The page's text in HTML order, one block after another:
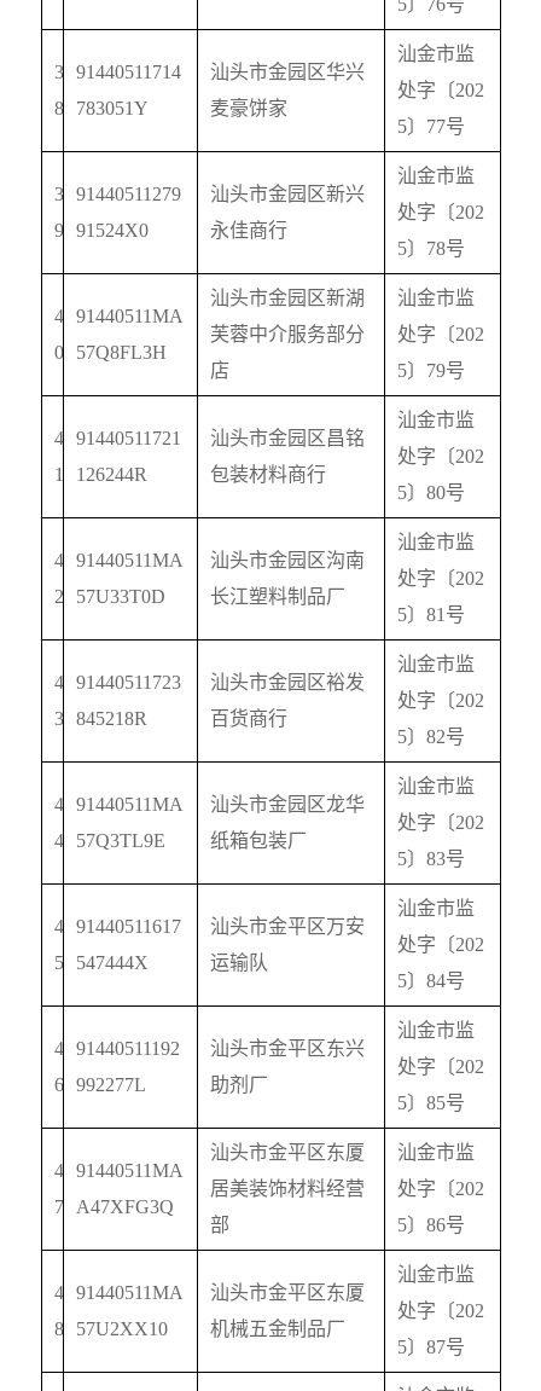
5〕 76号
3
8
91440511714
783051Y
汕头市金园区华兴
麦豪饼家
汕金市监
处字〔202
5〕 77号
3
9
91440511279
91524X0
汕头市金园区新兴
永佳商行
汕金市监
处字〔202
5〕 78号
4
0
91440511MA
57Q8FL3H
汕头市金园区新湖
芙蓉中介服务部分
店
汕金市监
处字〔202
5〕 79号
4
1
91440511721
126244R
汕头市金园区昌铭
包装材料商行
汕金市监
处字〔202
5〕 80号
4
2
91440511MA
57U33T0D
汕头市金园区沟南
长江塑料制品厂
汕金市监
处字〔202
5〕 81 号
4
3
91440511723
845218R
汕头市金园区裕发
百货商行
汕金市监
处字〔202
5〕 82号
4
4
91440511MA
57Q3TL9E
汕头市金园区龙华
纸箱包装厂
汕金市监
处字〔202
5〕 83号
4
5
91440511617
547444X
汕头市金平区万安
运输队
汕金市监
处字〔202
5〕 84号
4
6
91440511192
992277L
汕头市金平区东兴
助剂厂
汕金市监
处字〔202
5〕 85号
4
7
91440511MA
A47XFG3Q
汕头市金平区东厦
居美装饰材料经营
部
汕金市监
处字〔202
5〕 86号
4
8
91440511MA
57U2XX10
汕头市金平区东厦
机械五金制品厂
汕金市监
处字〔202
5〕 87号